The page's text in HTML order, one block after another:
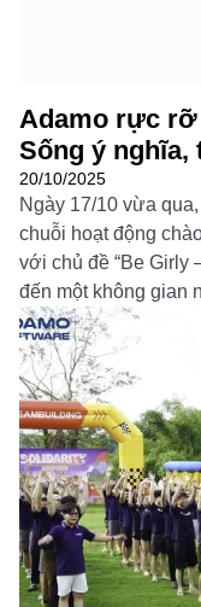
Adamo rực rỡ
Sống ý nghĩa,
20/10/2025
Ngày 17/10 vừa
chuỗi hoạt động
với chủ đề “Be Girly
đến một không gian
những khoảnh khắc